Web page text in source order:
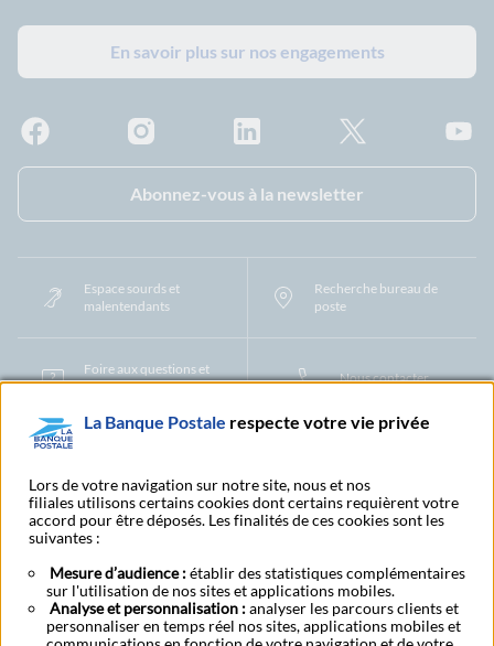
En savoir plus sur nos engagements
Abonnez-vous à la newsletter
Espace sourds et
malentendants
Recherche bureau de
poste
Foire aux questions et
centre d'aide
Nous contacter
Protection des Données à Caractère PersonnelFiliales et partenaires
CookiesGestion des cookiesActualiser vos informations
Contestation et réclamation Coordonnées Centres Financiers
Alertes fraudes et points de vigilance Actualités réglementaires CGU
Aide navigateur et systèmes d'exploitation
Vider le cache de votre navigateurLexique Aide et accessibilité
Accessibilité – Partiellement conforme Espace candidature
La Banque Postale respecte votre vie privée
Lors de votre navigation sur notre site, nous et nos
filiales utilisons certains cookies dont certains requièrent votre
accord pour être déposés. Les finalités de ces cookies sont les
suivantes :
Mesure d’audience :établir des statistiques complémentaires
sur l'utilisation de nos sites et applications mobiles.
Analyse et personnalisation :analyser les parcours clients et
personnaliser en temps réel nos sites, applications mobiles et